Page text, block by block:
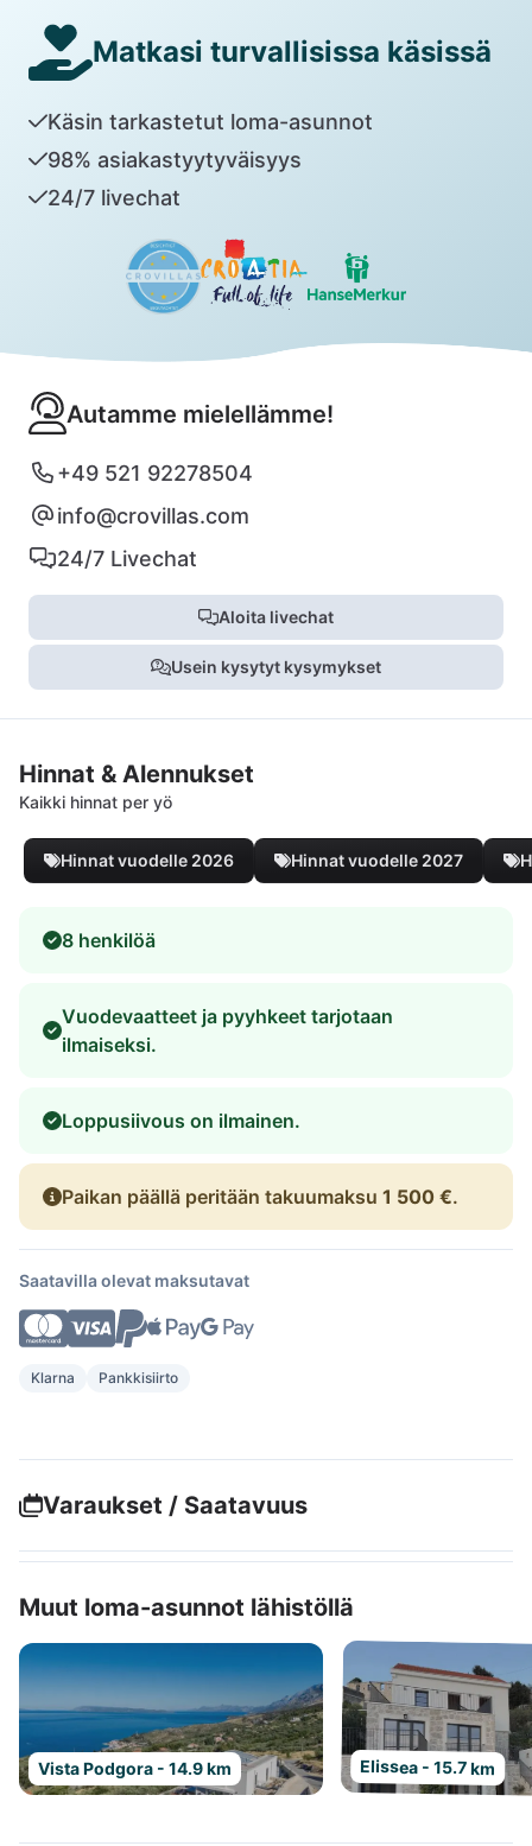
Matkasi turvallisissa käsissä
Käsin tarkastetut loma-asunnot
98% asiakastyytyväisyys
24/7 livechat
Autamme mielellämme!
+49 521 92278504
info@crovillas.com
24/7 Livechat
Aloita livechat
Usein kysytyt kysymykset
Hinnat & Alennukset
Kaikki hinnat per yö
Hinnat vuodelle 2026 Hinnat vuodelle 2027
8 henkilöä
Vuodevaatteet ja pyyhkeet tarjotaan
ilmaiseksi.
Loppusiivous on ilmainen.
Paikan päällä peritään takuumaksu 1 500 €.
Saatavilla olevat maksutavat
Klarna Pankkisiirto
Varaukset / Saatavuus
Muut loma-asunnot lähistöllä
Vista Podgora - 14.9 km Elissea - 15.7 km